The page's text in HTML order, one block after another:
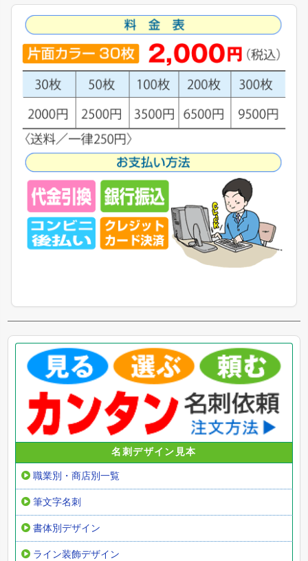
名刺デザイン見本
職業別・商店別一覧
筆文字名刺
書体別デザイン
ライン装飾デザイン